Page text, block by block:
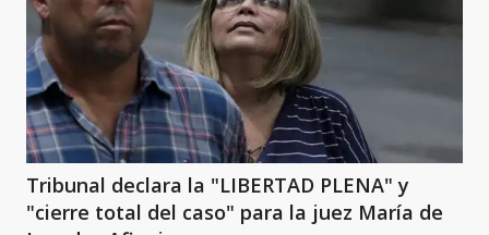
Tribunal declara la "LIBERTAD PLENA" y
"cierre total del caso" para la juez María de